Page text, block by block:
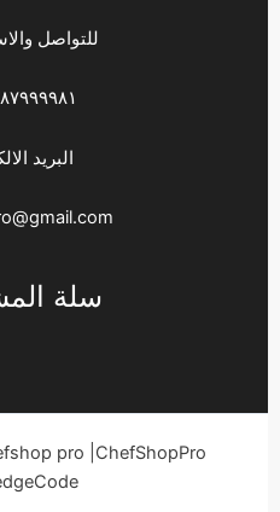
للتواصل
البريد
سلة
pro |ChefShopPro